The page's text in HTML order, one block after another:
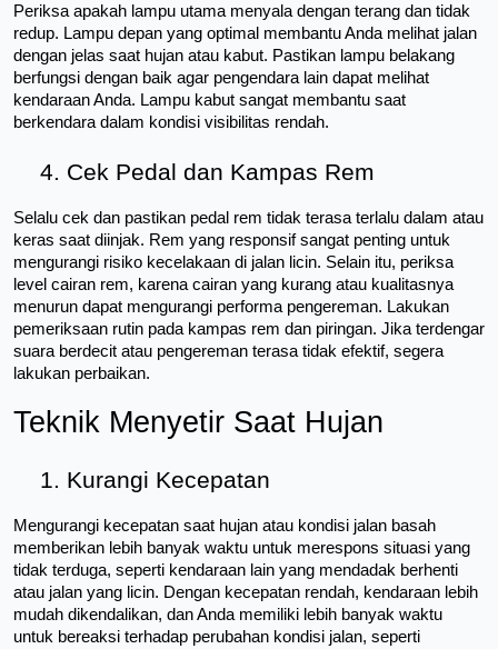
Periksa apakah lampu utama menyala dengan terang dan tidak
redup. Lampu depan yang optimal membantu Anda melihat jalan
dengan jelas saat hujan atau kabut. Pastikan lampu belakang
berfungsi dengan baik agar pengendara lain dapat melihat
kendaraan Anda. Lampu kabut sangat membantu saat
berkendara dalam kondisi visibilitas rendah.
4. Cek Pedal dan Kampas Rem
Selalu cek dan pastikan pedal rem tidak terasa terlalu dalam atau
keras saat diinjak. Rem yang responsif sangat penting untuk
mengurangi risiko kecelakaan di jalan licin. Selain itu, periksa
level cairan rem, karena cairan yang kurang atau kualitasnya
menurun dapat mengurangi performa pengereman. Lakukan
pemeriksaan rutin pada kampas rem dan piringan. Jika terdengar
suara berdecit atau pengereman terasa tidak efektif, segera
lakukan perbaikan.
Teknik Menyetir Saat Hujan
Kurangi Kecepatan
Mengurangi kecepatan saat hujan atau kondisi jalan basah
memberikan lebih banyak waktu untuk merespons situasi yang
tidak terduga, seperti kendaraan lain yang mendadak berhenti
atau jalan yang licin. Dengan kecepatan rendah, kendaraan lebih
mudah dikendalikan, dan Anda memiliki lebih banyak waktu
untuk bereaksi terhadap perubahan kondisi jalan, seperti